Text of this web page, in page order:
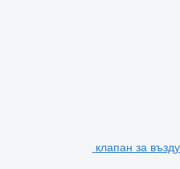
клапан за